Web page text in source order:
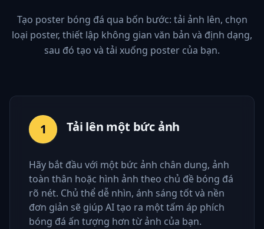
Tạo poster bóng đá qua bốn bước: tải ảnh lên, chọn
loại poster, thiết lập không gian văn bản và định dạng,
sau đó tạo và tải xuống poster của bạn.
1 Tải lên một bức ảnh
Hãy bắt đầu với một bức ảnh chân dung, ảnh
toàn thân hoặc hình ảnh theo chủ đề bóng đá
rõ nét. Chủ thể dễ nhìn, ánh sáng tốt và nền
đơn giản sẽ giúp AI tạo ra một tấm áp phích
bóng đá ấn tượng hơn từ ảnh của bạn.